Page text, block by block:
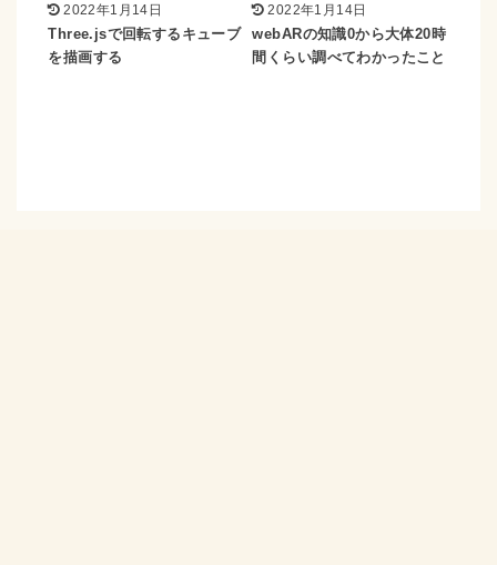
2022年1月14日
Three.jsで回転するキューブ
を描画する
2022年1月14日
webARの知識0から大体20時
間くらい調べてわかったこと